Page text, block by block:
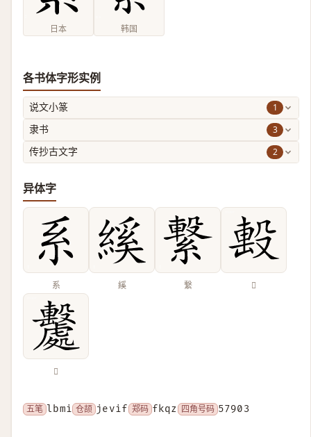
日本 韩国
各书体字形实例
说文小篆 1
隶书 3
传抄古文字 2
异体字
系 縘 繋 𣪠
𣫦
五笔 lbmi 仓颉 jevif 郑码 fkqz 四角号码 57903